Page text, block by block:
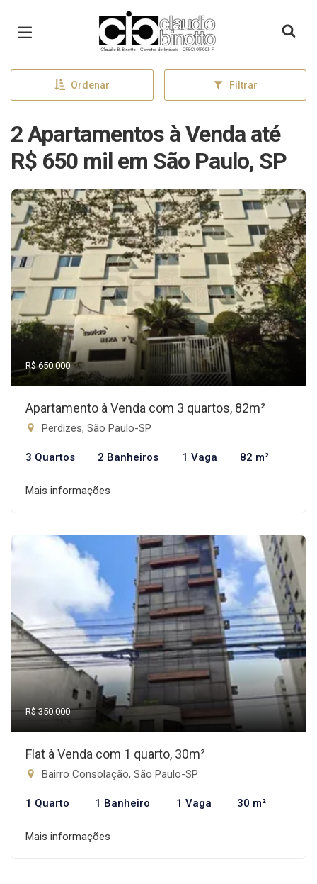
Página inicial
Ordenar Filtrar
2 Apartamentos à Venda até
R$ 650 mil em São Paulo, SP
R$ 650.000
Apartamento à Venda com 3 quartos, 82m²
Perdizes, São Paulo-SP
3 Quartos 2 Banheiros 1 Vaga 82 m²
Mais informações
R$ 350.000
Flat à Venda com 1 quarto, 30m²
Bairro Consolação, São Paulo-SP
1 Quarto 1 Banheiro 1 Vaga 30 m²
Mais informações